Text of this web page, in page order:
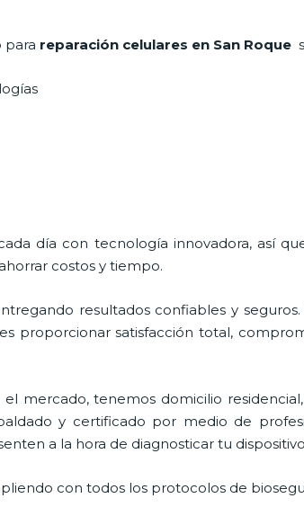
para reparación celulares en San Roque
día con tecnología innovadora, así
costos y tiempo.
resultados confiables y
proporcionar satisfacción total,
mercado, tenemos domicilio
y certificado por medio de
a la hora de diagnosticar tu
con todos los protocolos de